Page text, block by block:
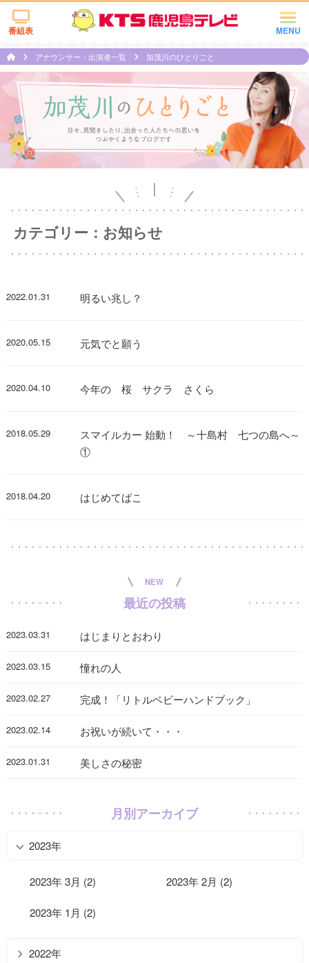
MENU
番組表
アナウンサー・出演者一覧 加茂川のひとりごと
カテゴリー：お知らせ
2022.01.31 明るい兆し？
2020.05.15 元気でと願う
2020.04.10 今年の 桜 サクラ さくら
2018.05.29
スマイルカー 始動！ ～十島村 七つの島へ～
①
2018.04.20 はじめてばこ
NEW
最近の投稿
2023.03.31 はじまりとおわり
2023.03.15 憧れの人
2023.02.27 完成！「リトルベビーハンドブック」
2023.02.14 お祝いが続いて・・・
2023.01.31 美しさの秘密
月別アーカイブ
2023年
2023年 3月 (2) 2023年 2月 (2)
2023年 1月 (2)
2022年